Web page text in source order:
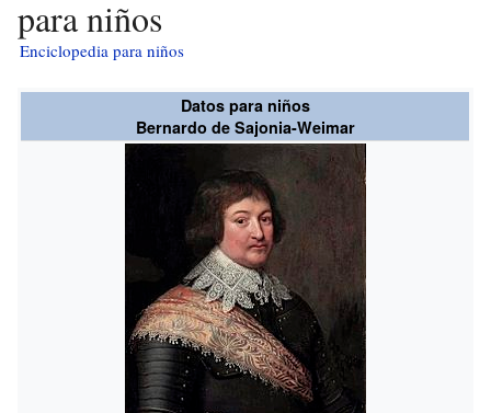
para niños
Enciclopedia para niños
Datos para niños
Bernardo de Sajonia-Weimar